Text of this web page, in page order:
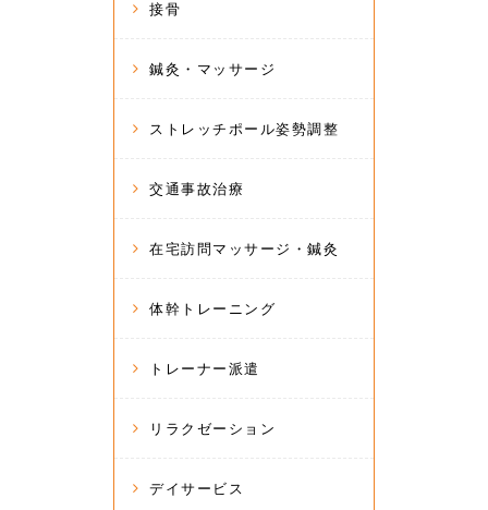
接骨
鍼灸・マッサージ
ストレッチポール姿勢調整
交通事故治療
在宅訪問マッサージ・鍼灸
体幹トレーニング
トレーナー派遣
リラクゼーション
デイサービス